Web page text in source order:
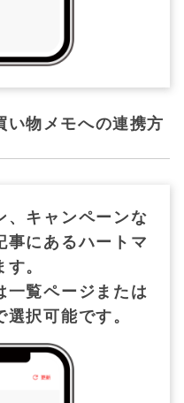
い物メモへの連携方
、キャンペーンな
事にあるハートマ
。
覧ページまたは
択可能です。